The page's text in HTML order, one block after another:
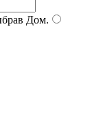
Дом.